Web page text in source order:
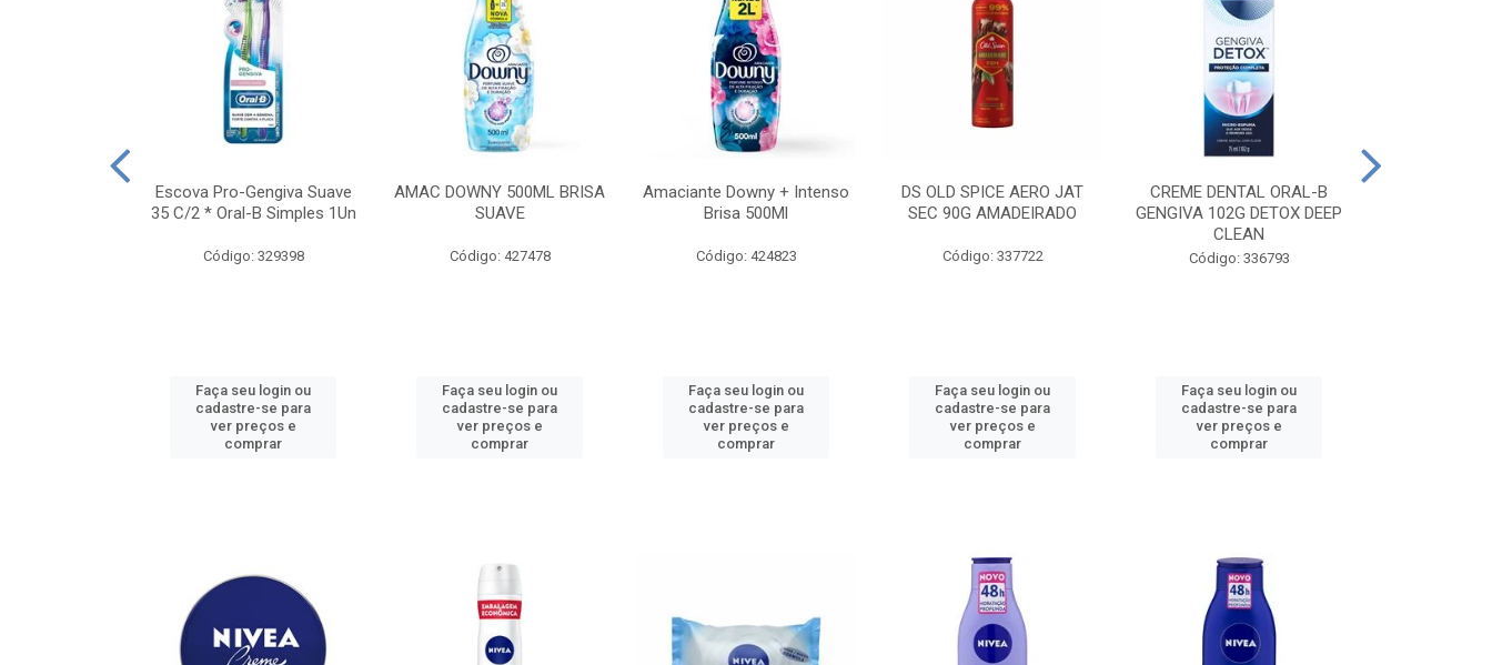
Escova Pro-Gengiva Suave
35 C/2 * Oral-B Simples 1Un
Código: 329398
Faça seu login ou
cadastre-se para
ver preços e
comprar
AMAC DOWNY 500ML BRISA
SUAVE
Código: 427478
Faça seu login ou
cadastre-se para
ver preços e
comprar
Amaciante Downy + Intenso
Brisa 500Ml
Código: 424823
Faça seu login ou
cadastre-se para
ver preços e
comprar
DS OLD SPICE AERO JAT
SEC 90G AMADEIRADO
Código: 337722
Faça seu login ou
cadastre-se para
ver preços e
comprar
CREME DENTAL ORAL-B
GENGIVA 102G DETOX DEEP
CLEAN
Código: 336793
Faça seu login ou
cadastre-se para
ver preços e
comprar